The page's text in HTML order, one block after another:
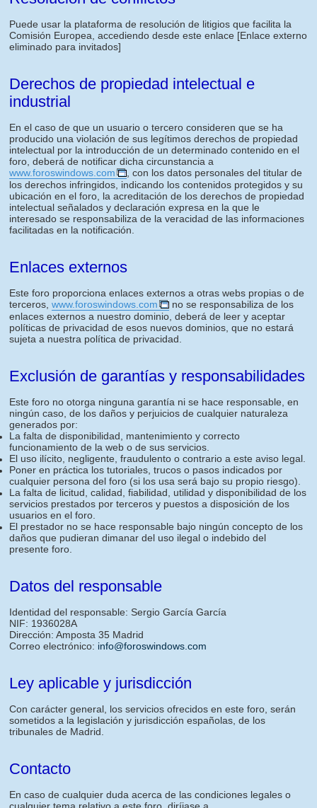
Puede usar la plataforma de resolución de litigios que facilita la
Comisión Europea, accediendo desde este enlace [Enlace externo
eliminado para invitados]
Derechos de propiedad intelectual e
industrial
En el caso de que un usuario o tercero consideren que se ha
producido una violación de sus legítimos derechos de propiedad
intelectual por la introducción de un determinado contenido en el
foro, deberá de notificar dicha circunstancia a
www.foroswindows.com
, con los datos personales del titular de
los derechos infringidos, indicando los contenidos protegidos y su
ubicación en el foro, la acreditación de los derechos de propiedad
intelectual señalados y declaración expresa en la que le
interesado se responsabiliza de la veracidad de las informaciones
facilitadas en la notificación.
Enlaces externos
Este foro proporciona enlaces externos a otras webs propias o de
terceros, www.foroswindows.com
no se responsabiliza de los
enlaces externos a nuestro dominio, deberá de leer y aceptar
políticas de privacidad de esos nuevos dominios, que no estará
sujeta a nuestra política de privacidad.
Exclusión de garantías y responsabilidades
Este foro no otorga ninguna garantía ni se hace responsable, en
ningún caso, de los daños y perjuicios de cualquier naturaleza
generados por:
La falta de disponibilidad, mantenimiento y correcto
funcionamiento de la web o de sus servicios.
El uso ilícito, negligente, fraudulento o contrario a este aviso legal.
Poner en práctica los tutoriales, trucos o pasos indicados por
cualquier persona del foro (si los usa será bajo su propio riesgo).
La falta de licitud, calidad, fiabilidad, utilidad y disponibilidad de los
servicios prestados por terceros y puestos a disposición de los
usuarios en el foro.
El prestador no se hace responsable bajo ningún concepto de los
daños que pudieran dimanar del uso ilegal o indebido del
presente foro.
Datos del responsable
Identidad del responsable: Sergio García García
NIF: 1936028A
Dirección: Amposta 35 Madrid
Correo electrónico: info@foroswindows.com
Ley aplicable y jurisdicción
Con carácter general, los servicios ofrecidos en este foro, serán
sometidos a la legislación y jurisdicción españolas, de los
tribunales de Madrid.
Contacto
En caso de cualquier duda acerca de las condiciones legales o